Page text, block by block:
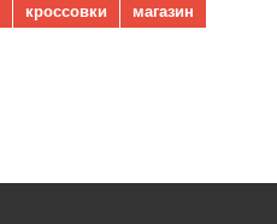
кроссовки
магазин